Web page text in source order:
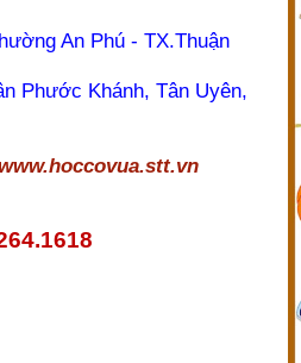
An Phú - TX.Thuận
Phước Khánh, Tân Uyên,